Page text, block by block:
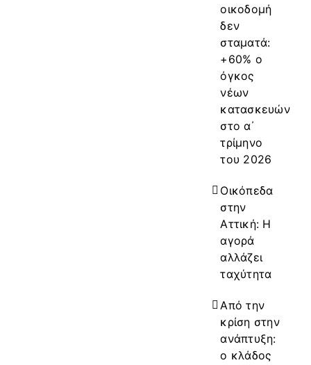
οικοδομή
δεν
σταματά:
+60% ο
όγκος
νέων
κατασκευών
στο α΄
τρίμηνο
του 2026
Οικόπεδα
στην
Αττική: Η
αγορά
αλλάζει
ταχύτητα
Από την
κρίση στην
ανάπτυξη:
ο κλάδος